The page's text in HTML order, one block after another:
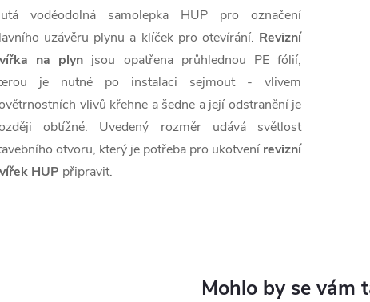
voděodolná samolepka HUP pro označení
uzávěru plynu a klíček pro otevírání. Revizní
na plyn jsou opatřena průhlednou PE fólií,
je nutné po instalaci sejmout - vlivem
vlivů křehne a šedne a její odstranění je
obtížné. Uvedený rozměr udává světlost
otvoru, který je potřeba pro ukotvení revizní
HUP připravit.